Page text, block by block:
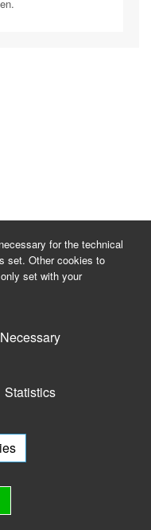
for the technical
set. Other cookies to
set with your
Necessary
Statistics